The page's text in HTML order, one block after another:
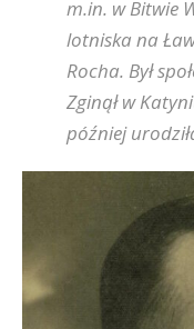
m.in. w Bitwie
lotniska na
Rocha. Był
Zginął w
później